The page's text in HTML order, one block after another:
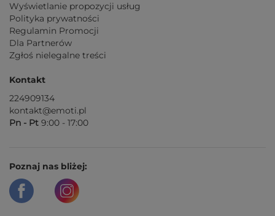
Wyświetlanie propozycji usług
Polityka prywatności
Regulamin Promocji
Dla Partnerów
Zgłoś nielegalne treści
Kontakt
224909134
kontakt@emoti.pl
Pn - Pt 9:00 - 17:00
Poznaj nas bliżej: